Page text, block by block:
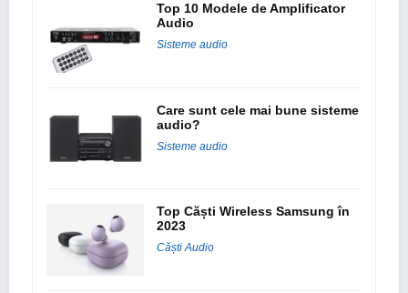
Top 10 Modele de Amplificator
Audio
Sisteme audio
Care sunt cele mai bune sisteme
audio?
Sisteme audio
Top Căști Wireless Samsung în
2023
Căști Audio